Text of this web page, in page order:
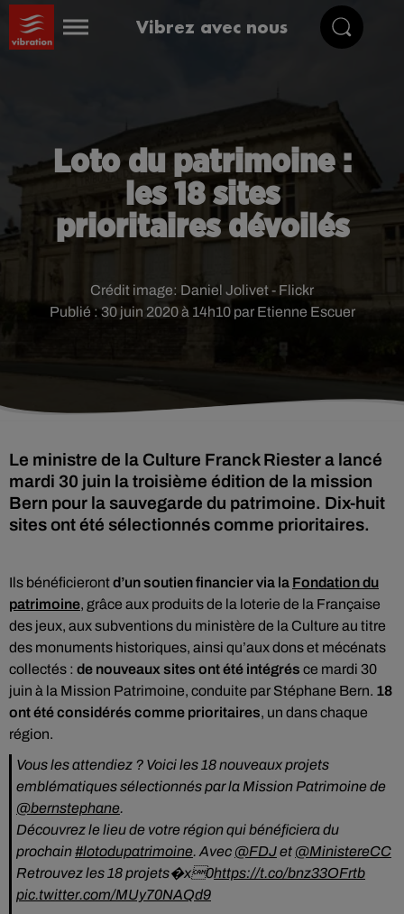
Vibrez avec nous
Loto du patrimoine :
les 18 sites
prioritaires dévoilés
Publié : 30 juin 2020 à 14h10 par Etienne Escuer
Crédit image: Daniel Jolivet - Flickr
Le ministre de la Culture Franck Riester a lancé
mardi 30 juin la troisième édition de la mission
Bern pour la sauvegarde du patrimoine. Dix-huit
sites ont été sélectionnés comme prioritaires.
Ils bénéficierontd’un soutien financier via la Fondation du
patrimoine, grâce aux produits de la loterie de la Française
des jeux, aux subventions du ministère de la Culture au titre
des monuments historiques, ainsi qu’aux dons et mécénats
collectés : de nouveaux sites ont été intégrés ce mardi 30
juin à la Mission Patrimoine, conduite par Stéphane Bern. 18
ont été considérés comme prioritaires, un dans chaque
région.
Vous les attendiez ? Voici les 18 nouveaux projets
emblématiques sélectionnés par la Mission Patrimoine de
@bernstephane.
Découvrez le lieu de votre région qui bénéficiera du
prochain#lotodupatrimoine. Avec @FDJet @MinistereCC
Retrouvez les 18 projets�x0https://t.co/bnz33OFrtb
pic.twitter.com/MUy70NAQd9